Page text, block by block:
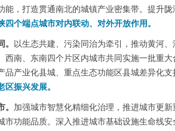
能，打造贯通南北的城镇产业密集带。提升
四个端点城市对内联动、对外开放作用。
。
以生态共建、污染同治为牵引，推动黄河
西南、东南四个片区内城市共同实施一批重
品产业化县城、重点生态功能区县城差异化支
区振兴发展。
加强城市智慧化精细化治理，推进城市更
市功能品质。深入推进城市基础设施生命线